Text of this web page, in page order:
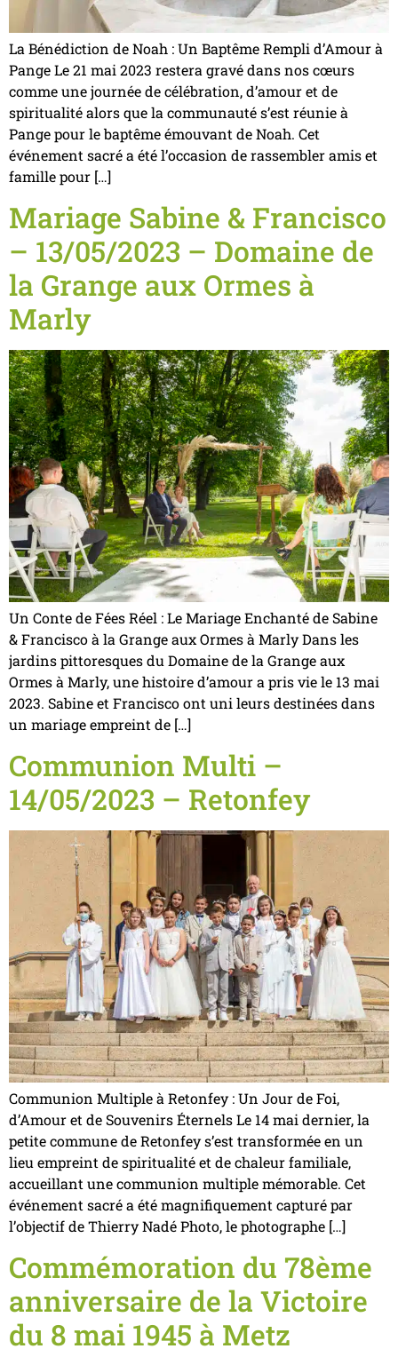
La Bénédiction de Noah : Un Baptême Rempli d’Amour à
Pange Le 21 mai 2023 restera gravé dans nos cœurs
comme une journée de célébration, d’amour et de
spiritualité alors que la communauté s’est réunie à
Pange pour le baptême émouvant de Noah. Cet
événement sacré a été l’occasion de rassembler amis et
famille pour […]
Mariage Sabine & Francisco
– 13/05/2023 – Domaine de
la Grange aux Ormes à
Marly
Un Conte de Fées Réel : Le Mariage Enchanté de Sabine
& Francisco à la Grange aux Ormes à Marly Dans les
jardins pittoresques du Domaine de la Grange aux
Ormes à Marly, une histoire d’amour a pris vie le 13 mai
2023. Sabine et Francisco ont uni leurs destinées dans
un mariage empreint de […]
Communion Multi –
14/05/2023 – Retonfey
Communion Multiple à Retonfey : Un Jour de Foi,
d’Amour et de Souvenirs Éternels Le 14 mai dernier, la
petite commune de Retonfey s’est transformée en un
lieu empreint de spiritualité et de chaleur familiale,
accueillant une communion multiple mémorable. Cet
événement sacré a été magnifiquement capturé par
l’objectif de Thierry Nadé Photo, le photographe […]
Commémoration du 78ème
anniversaire de la Victoire
du 8 mai 1945 à Metz